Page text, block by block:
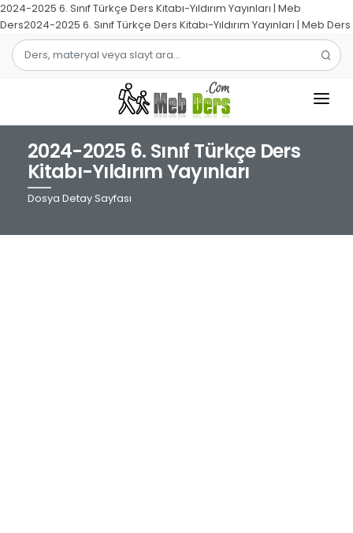
2024-2025 6. Sınıf Türkçe Ders Kitabı-Yıldırım Yayınları | Meb
Ders2024-2025 6. Sınıf Türkçe Ders Kitabı-Yıldırım Yayınları | Meb Ders
1.SINIF
2.SINIF
2024-2025 6. Sınıf Türkçe Ders
Kitabı-Yıldırım Yayınları
Dosya Detay Sayfası